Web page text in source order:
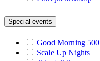
Special events
Good Morning 500
Scale Up Nights